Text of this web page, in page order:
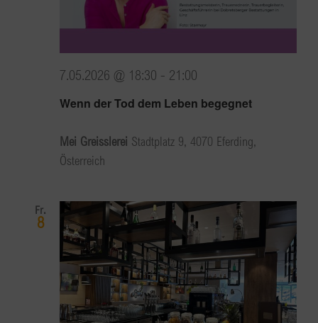
Wenn der Tod dem Leben begegnet
7.05.2026 @ 18:30 - 21:00
Mei Greisslerei Stadtplatz 9, 4070 Eferding,
Österreich
Fr.
8